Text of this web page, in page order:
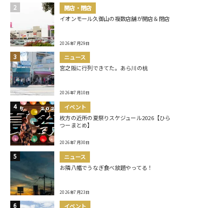
開店・閉店
イオンモール久御山の複数店舗が開店＆閉店
2026年7月29日
ニュース
宮之阪に行列できてた。あら川の桃
2026年7月10日
イベント
枚方の近所の夏祭りスケジュール2026【ひら
つーまとめ】
2026年7月30日
ニュース
お隣八幡でうなぎ食べ放題やってる！
2026年7月23日
イベント